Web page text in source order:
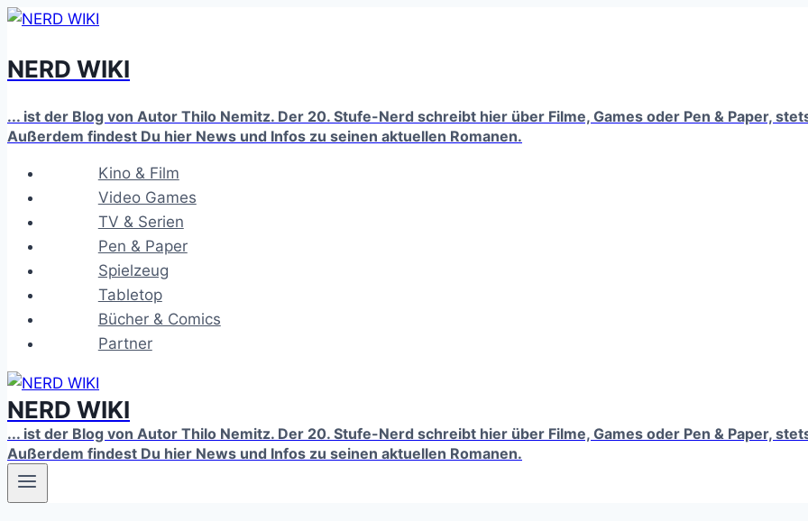
Zum
springen
NERD WIKI
... ist der Blog von Autor Thilo Nemitz. Der 20. Stufe-Nerd schreibt hier über Filme, Games oder Pen & Paper,
Außerdem findest Du hier News und Infos zu seinen aktuellen Romanen.
Kino & Film
Video Games
TV & Serien
Pen & Paper
Spielzeug
Tabletop
Bücher & Comics
Partner
NERD WIKI
... ist der Blog von Autor Thilo Nemitz. Der 20. Stufe-Nerd schreibt hier über Filme, Games oder Pen & Paper,
Außerdem findest Du hier News und Infos zu seinen aktuellen Romanen.